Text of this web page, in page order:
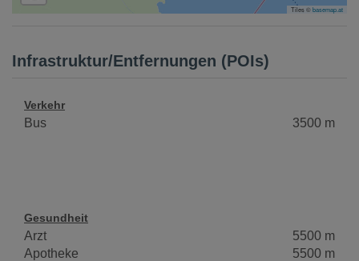
Tiles ©basemap.at
Infrastruktur/Entfernungen (POIs)
Verkehr
Bus 3500 m
Gesundheit
Arzt
5500 m
Apotheke
5500 m